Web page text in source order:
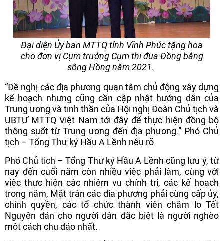
Đại diện Ủy ban MTTQ tỉnh Vĩnh Phúc tặng hoa
cho đơn vị Cụm trưởng Cụm thi đua Đồng bằng
sông Hồng năm 2021.
“Đề nghị các địa phương quan tâm chủ động xây dựng
kế hoạch nhưng cũng cần cập nhật hướng dẫn của
Trung ương và tinh thần của Hội nghị Đoàn Chủ tịch và
UBTƯ MTTQ Việt Nam tới đây để thực hiện đồng bộ
thông suốt từ Trung ương đến địa phương.” Phó Chủ
tịch – Tổng Thư ký Hầu A Lềnh nêu rõ.
Phó Chủ tịch – Tổng Thư ký Hầu A Lềnh cũng lưu ý, từ
nay đến cuối năm còn nhiều việc phải làm, cùng với
việc thực hiện các nhiệm vụ chính trị, các kế hoạch
trong năm, Mặt trận các địa phương phải cùng cấp ủy,
chính quyền, các tổ chức thành viên chăm lo Tết
Nguyên đán cho người dân đặc biệt là người nghèo
một cách chu đáo nhất.